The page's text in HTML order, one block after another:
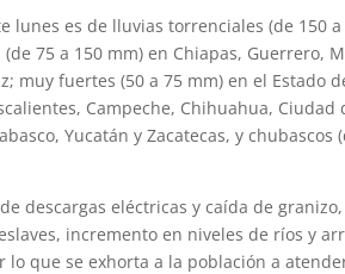
lunes es de lluvias torrenciales (de 150
(de 75 a 150 mm) en Chiapas, Guerrero,
muy fuertes (50 a 75 mm) en el Estado
Campeche, Chihuahua, Ciudad
Yucatán y Zacatecas, y
descargas eléctricas y caída de
incremento en niveles de ríos y
lo que se exhorta a la población a